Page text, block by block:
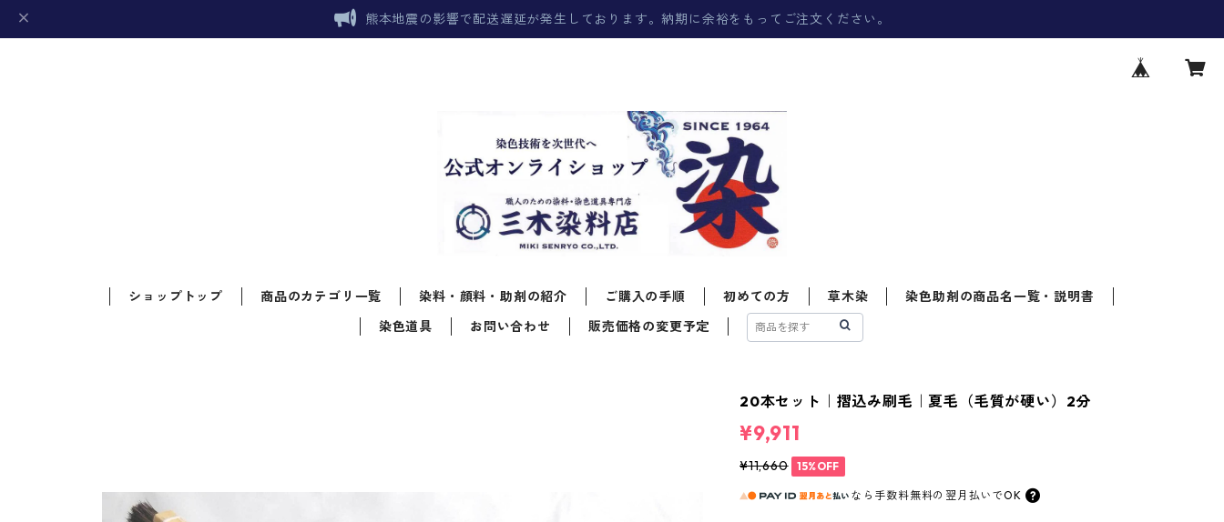
熊本地震の影響で配送遅延が発生しております。納期に余裕をもってご注文ください。
ショップトップ 商品のカテゴリ一覧 染料・顔料・助剤の紹介 ご購入の手順 初めての方 草木染
染色助剤の商品名一覧・説明書
染色道具
お問い合わせ 販売価格の変更予定
20本セット｜摺込み刷毛｜夏毛（毛質が硬い）2分
¥9,911
¥11,660 15%OFF
なら 手数料無料の 翌月払いでOK